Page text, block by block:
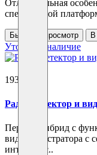
Отличительная
специальной
Быстрый просмотр
Уточнить наличие
19350 ₽
Радар-детектор и
Первый гибрид с
видеорегистратора
интерфейс..